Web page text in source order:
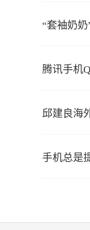
“套袖奶
腾讯手机
邱建良海
手机总是